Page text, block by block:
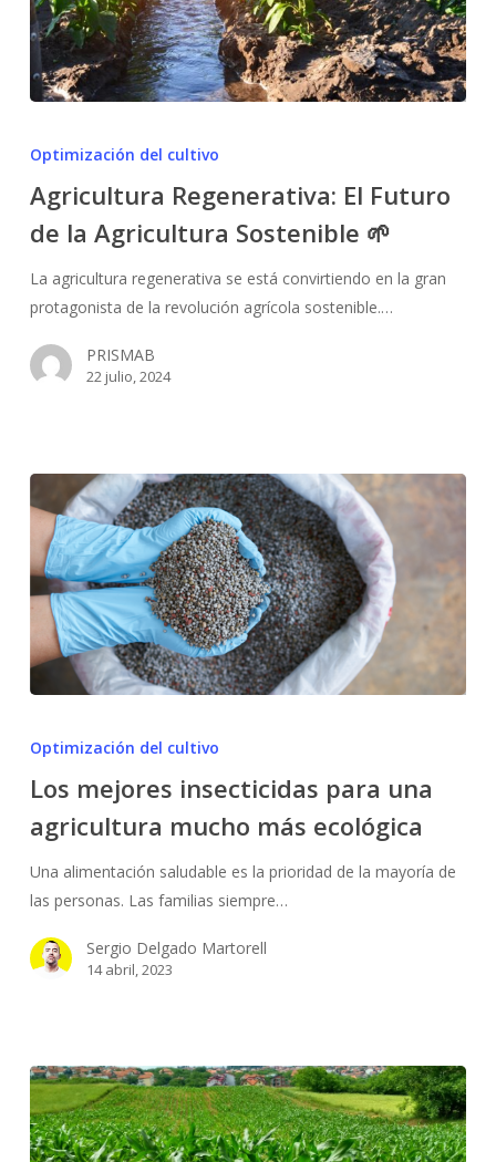
Regenerativa:
Futuro
de
Agricultura
Sostenible
🌱
Optimización del cultivo
Agricultura Regenerativa: El Futuro
de la Agricultura Sostenible 🌱
La agricultura regenerativa se está convirtiendo en la gran
protagonista de la revolución agrícola sostenible.…
PRISMAB
22 julio, 2024
para
una
mucho
más
ecológica
Optimización del cultivo
Los mejores insecticidas para una
agricultura mucho más ecológica
Una alimentación saludable es la prioridad de la mayoría de
las personas. Las familias siempre…
Sergio Delgado Martorell
14 abril, 2023